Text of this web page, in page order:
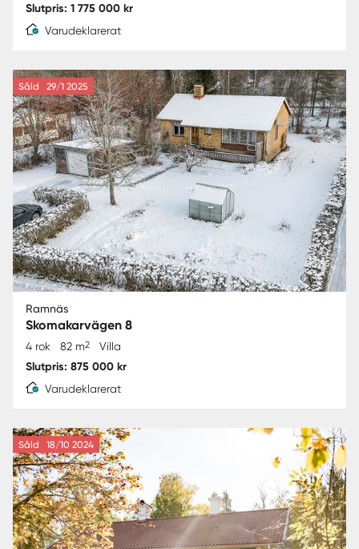
Slutpris: 1 775 000 kr
Varudeklarerat
Såld 29/1 2025
Ramnäs
Skomakarvägen 8
4 rok 82 m2 Villa
Slutpris: 875 000 kr
Varudeklarerat
Såld 18/10 2024